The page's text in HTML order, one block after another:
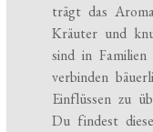
trägt das
Kräuter und
sind in
verbinden
Einflüssen zu
Du findest